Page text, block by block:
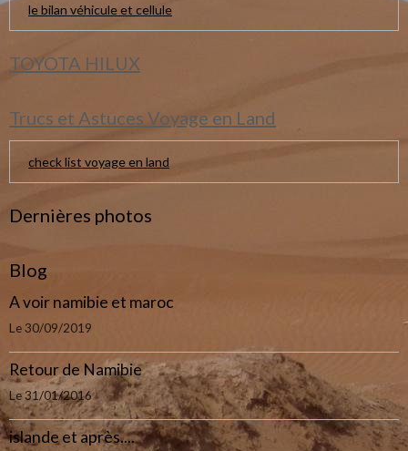
le bilan véhicule et cellule
TOYOTA HILUX
Trucs et Astuces Voyage en Land
check list voyage en land
Dernières photos
Blog
A voir namibie et maroc
Le 30/09/2019
Retour de Namibie
Le 31/01/2016
islande et après....